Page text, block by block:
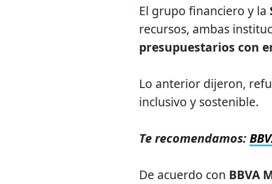
El grupo financiero y la
recursos, ambas
presupuestarios con
Lo anterior dijeron,
inclusivo y sostenible.
Te recomendamos:
De acuerdo con BBVA